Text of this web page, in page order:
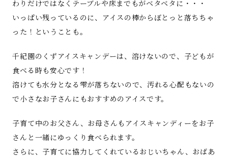
わりだけではなくテーブルや床までもがベタベタに・・・
いっぱい残っているのに、アイスの棒からぼとっと落ちちゃ
った！ということも。
千紀園のくずアイスキャンデーは、溶けないので、子どもが
食べる時も安心です！
溶けても水分となる雫が落ちないので、汚れる心配もないの
で小さなお子さんにもおすすめのアイスです。
子育て中のお父さん、お母さんもアイスキャンディーをお子
さんと一緒にゆっくり食べられます。
さらに、子育てに協力してくれているおじいちゃん、おばあ